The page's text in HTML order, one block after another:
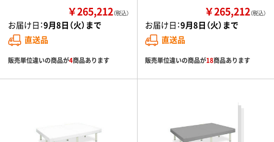
￥265,212（税込）
お届け日：9月8日（火）まで
直送品
販売単位違いの商品が4商品あります
￥265,212（税込）
お届け日：9月8日（火）まで
直送品
販売単位違いの商品が18商品あります